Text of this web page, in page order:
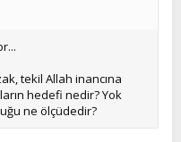
tekil Allah inancına
hedefi nedir? Yok
ne ölçüdedir?